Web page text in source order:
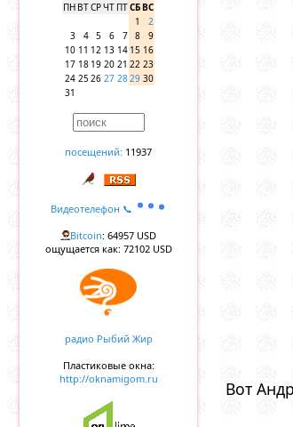
ПН ВТСРЧТ ПТСБВС
1
2
3
4 5 6 7 8
9
10 11 12 13 14 15 16
17 18 19 20 21 22 23
24 2526 27 2829 30
31
посещений: 11937
Видеотелефон 📞
Bitcoin: 64957 USD
ощущается как: 72102 USD
радио Рыбий Жир
Пластиковые окна:
http://oknamigom.ru
Вот